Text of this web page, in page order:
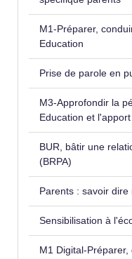
M1-Préparer,
Education
Prise de parole en
M3-Approfondir la
Education et
BUR, bâtir une
(BRPA)
Parents : savoir
Sensibilisation à
M1 Digital-